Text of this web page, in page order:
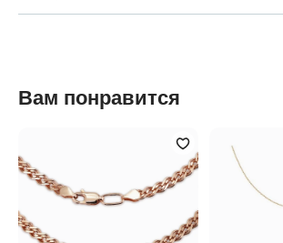
Вам понравится